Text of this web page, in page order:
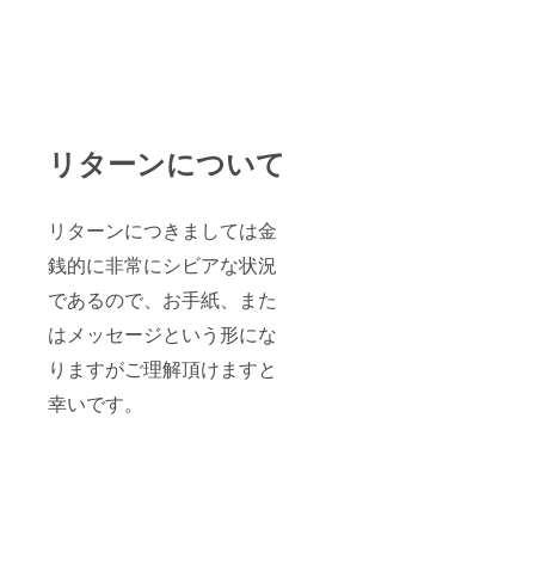
リターンについて
リターンにつきましては金
銭的に非常にシビアな状況
であるので、お手紙、また
はメッセージという形にな
りますがご理解頂けますと
幸いです。